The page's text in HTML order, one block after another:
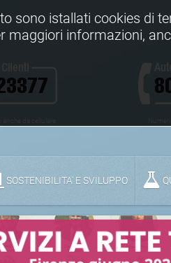
SOSTENIBILITA' E SVILUPPO
sono istallati cookies di
maggiori informazioni,